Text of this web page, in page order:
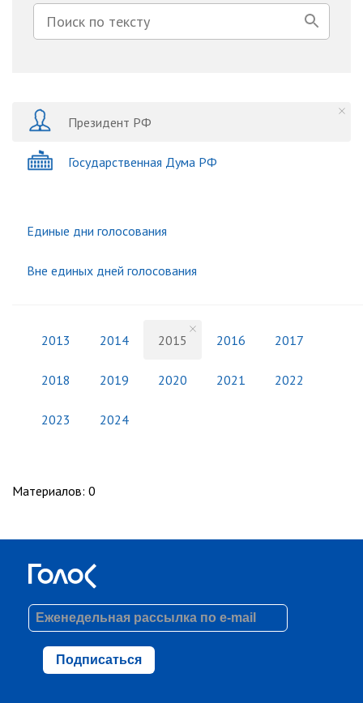
Президент РФ
Государственная Дума РФ
Единые дни голосования
Вне единых дней голосования
2013 2014 2015 2016 2017
2018 2019 2020 2021 2022
2023 2024
Материалов: 0
Подписаться